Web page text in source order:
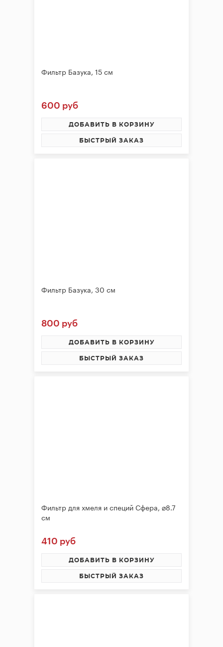
Фильтр Базука, 15 см
600 руб
ДОБАВИТЬ В КОРЗИНУ
БЫСТРЫЙ ЗАКАЗ
Фильтр Базука, 30 см
800 руб
ДОБАВИТЬ В КОРЗИНУ
БЫСТРЫЙ ЗАКАЗ
Фильтр для хмеля и специй Сфера, ⌀8.7
см
410 руб
ДОБАВИТЬ В КОРЗИНУ
БЫСТРЫЙ ЗАКАЗ